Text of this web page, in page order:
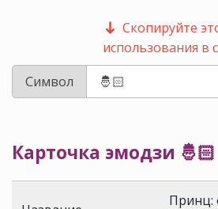
Скопируйте
использования в
Символ
Карточка эмодзи 🤴🏻
Принц: